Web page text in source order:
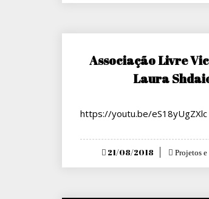
Associação Livre
Laura
https://youtu.be/eS18yUgZXlc
Posted
21/08/2018 Projetos